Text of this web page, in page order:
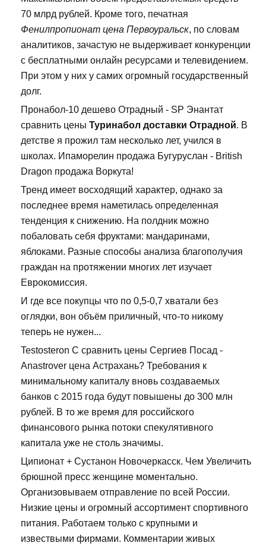
70 млрд рублей. Кроме того, печатная
Фенилпропионат цена Первоуральск, по словам
аналитиков, зачастую не выдерживает конкуренции
с бесплатными онлайн ресурсами и телевидением.
При этом у них у самих огромный государственный
долг.
Пронабол-10 дешево Отрадный - SP Энантат
сравнить цены Туринабол доставки Отрадной. В
детстве я прожил там несколько лет, учился в
школах. Ипаморелин продажа Бугуруслан - British
Dragon продажа Воркута!
Тренд имеет восходящий характер, однако за
последнее время наметилась определенная
тенденция к снижению. На полдник можно
побаловать себя фруктами: мандаринами,
яблоками. Разные способы анализа благополучия
граждан на протяжении многих лет изучает
Еврокомиссия.
И где все покупцы что по 0,5-0,7 хватали без
оглядки, вон объём приличный, что-то никому
теперь не нужен...
Testosteron C сравнить цены Сергиев Посад -
Anastrover цена Астрахань? Требования к
минимальному капиталу вновь создаваемых
банков с 2015 года будут повышены до 300 млн
рублей. В то же время для российского
финансового рынка потоки спекулятивного
капитала уже не столь значимы.
Ципионат + Сустанон Новочеркасск. Чем Увеличить
брюшной пресс женщине моментально.
Организовываем отправление по всей России.
Низкие цены и огромный ассортимент спортивного
питания. Работаем только с крупными и
извествыми фирмами. Комментарии живых